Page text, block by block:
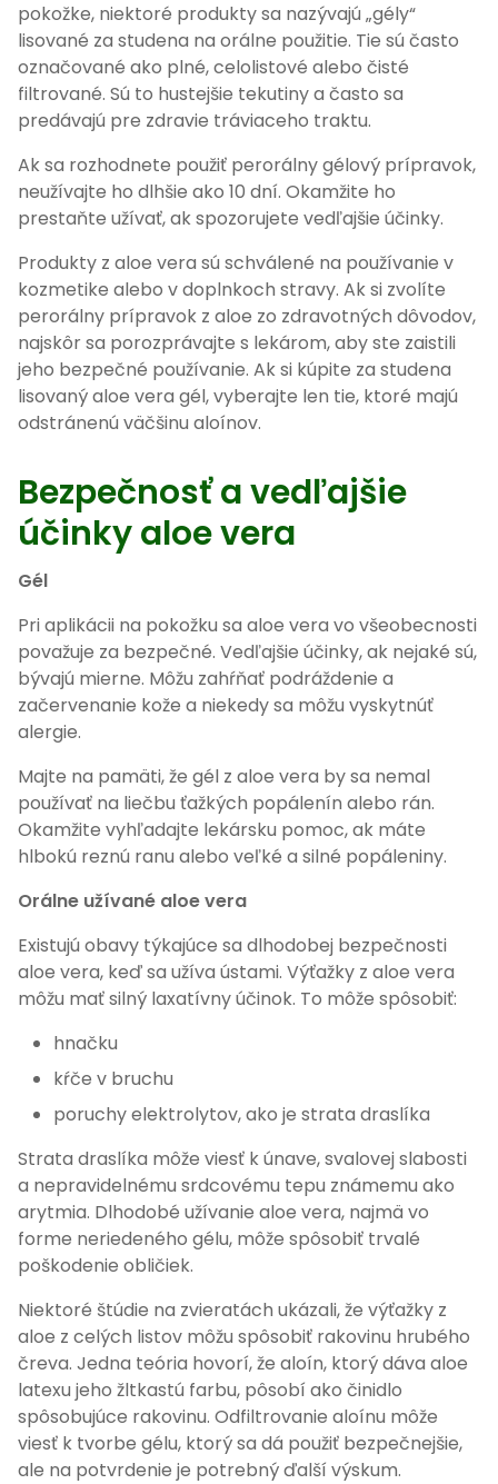
pokožke, niektoré produkty sa nazývajú „gély“
lisované za studena na orálne použitie. Tie sú často
označované ako plné, celolistové alebo čisté
filtrované. Sú to hustejšie tekutiny a často sa
predávajú pre zdravie tráviaceho traktu.
Ak sa rozhodnete použiť perorálny gélový prípravok,
neužívajte ho dlhšie ako 10 dní. Okamžite ho
prestaňte užívať, ak spozorujete vedľajšie účinky.
Produkty z aloe vera sú schválené na používanie v
kozmetike alebo v doplnkoch stravy. Ak si zvolíte
perorálny prípravok z aloe zo zdravotných dôvodov,
najskôr sa porozprávajte s lekárom, aby ste zaistili
jeho bezpečné používanie. Ak si kúpite za studena
lisovaný aloe vera gél, vyberajte len tie, ktoré majú
odstránenú väčšinu aloínov.
Bezpečnosť a vedľajšie
účinky aloe vera
Gél
Pri aplikácii na pokožku sa aloe vera vo všeobecnosti
považuje za bezpečné. Vedľajšie účinky, ak nejaké sú,
bývajú mierne. Môžu zahŕňať podráždenie a
začervenanie kože a niekedy sa môžu vyskytnúť
alergie.
Majte na pamäti, že gél z aloe vera by sa nemal
používať na liečbu ťažkých popálenín alebo rán.
Okamžite vyhľadajte lekársku pomoc, ak máte
hlbokú reznú ranu alebo veľké a silné popáleniny.
Orálne užívané aloe vera
Existujú obavy týkajúce sa dlhodobej bezpečnosti
aloe vera, keď sa užíva ústami. Výťažky z aloe vera
môžu mať silný laxatívny účinok. To môže spôsobiť:
hnačku
kŕče v bruchu
poruchy elektrolytov, ako je strata draslíka
Strata draslíka môže viesť k únave, svalovej slabosti
a nepravidelnému srdcovému tepu známemu ako
arytmia. Dlhodobé užívanie aloe vera, najmä vo
forme neriedeného gélu, môže spôsobiť trvalé
poškodenie obličiek.
Niektoré štúdie na zvieratách ukázali, že výťažky z
aloe z celých listov môžu spôsobiť rakovinu hrubého
čreva. Jedna teória hovorí, že aloín, ktorý dáva aloe
latexu jeho žltkastú farbu, pôsobí ako činidlo
spôsobujúce rakovinu. Odfiltrovanie aloínu môže
viesť k tvorbe gélu, ktorý sa dá použiť bezpečnejšie,
ale na potvrdenie je potrebný ďalší výskum.